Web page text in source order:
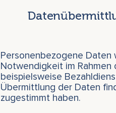
Personenbezogene
Notwendigkeit im
beispielsweise
Übermittlung der Daten
zugestimmt haben.